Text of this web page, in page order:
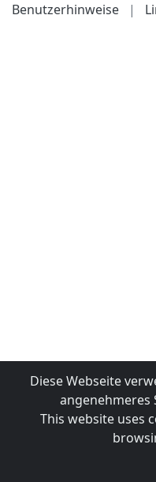
Benutzerhinweise
|
Diese Webseite
angenehmeres
This website uses